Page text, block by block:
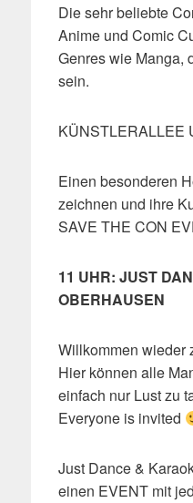
Die sehr beliebte
Anime und Comic
Genres wie Manga,
sein.
KÜNSTLERALLEE
Einen besonderen
zeichnen und ihre
SAVE THE CON
11 UHR: JUST
OBERHAUSEN
Willkommen wieder
Hier können alle
einfach nur Lust zu
Everyone is invited
Just Dance &
einen EVENT mit